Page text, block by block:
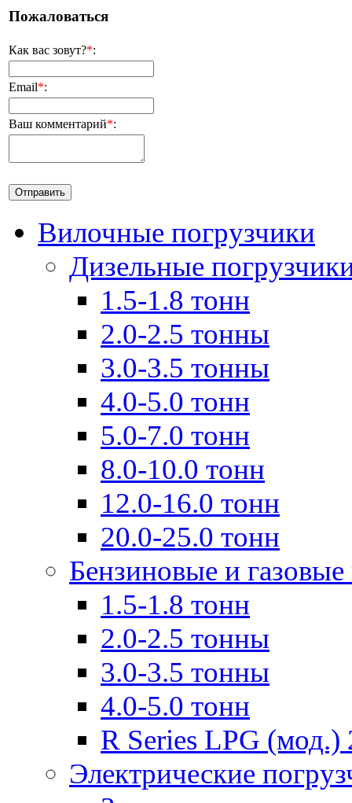
Пожаловаться
Как вас зовут?*:
Email*:
Ваш комментарий*:
Вилочные погрузчики
Дизельные
1.5-1.8 тонн
2.0-2.5 тонны
3.0-3.5 тонны
4.0-5.0 тонн
5.0-7.0 тонн
8.0-10.0 тонн
12.0-16.0 тонн
20.0-25.0 тонн
Бензиновые и
1.5-1.8 тонн
2.0-2.5 тонны
3.0-3.5 тонны
4.0-5.0 тонн
R Series LPG (мод.)
Электрические